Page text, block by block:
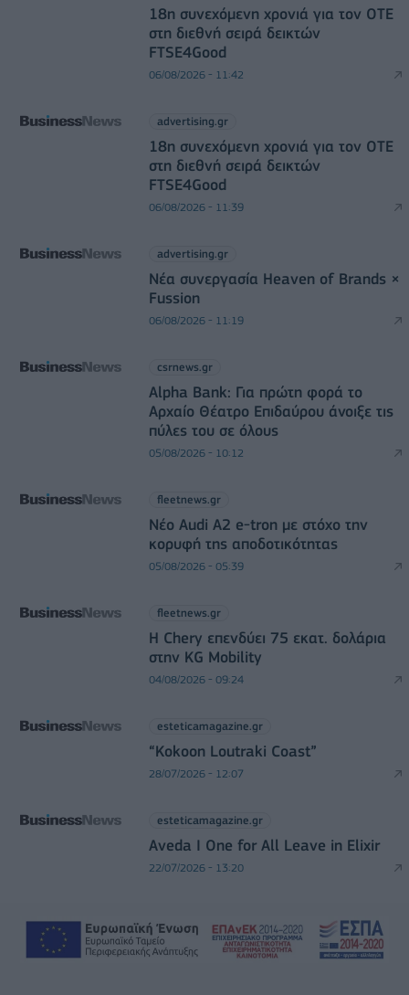
18η συνεχόμενη χρονιά για τον ΟΤΕ
στη διεθνή σειρά δεικτών
FTSE4Good
06/08/2026 - 11:42
advertising.gr
18η συνεχόμενη χρονιά για τον ΟΤΕ
στη διεθνή σειρά δεικτών
FTSE4Good
06/08/2026 - 11:39
advertising.gr
Νέα συνεργασία Heaven of Brands ×
Fussion
06/08/2026 - 11:19
csrnews.gr
Alpha Bank: Για πρώτη φορά το
Αρχαίο Θέατρο Επιδαύρου άνοιξε τις
πύλες του σε όλους
05/08/2026 - 10:12
fleetnews.gr
Νέο Audi A2 e-tron με στόχο την
κορυφή της αποδοτικότητας
05/08/2026 - 05:39
fleetnews.gr
Η Chery επενδύει 75 εκατ. δολάρια
στην KG Mobility
04/08/2026 - 09:24
esteticamagazine.gr
“Kokoon Loutraki Coast”
28/07/2026 - 12:07
esteticamagazine.gr
Aveda I One for All Leave in Elixir
22/07/2026 - 13:20